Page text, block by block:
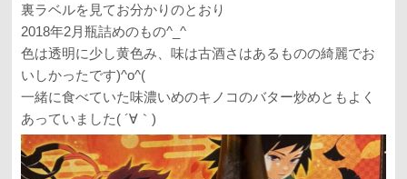
裏ラベルを見てお分かりのとおり
2018年2月瓶詰めのもの^_^
色は透明に少し黄色み、味は古酒さはあるものの綺麗でお
いしかったです)^o^(
一緒に食べていた味濃いめのキノコのバター炒めともよく
あっていました( ´∀｀)